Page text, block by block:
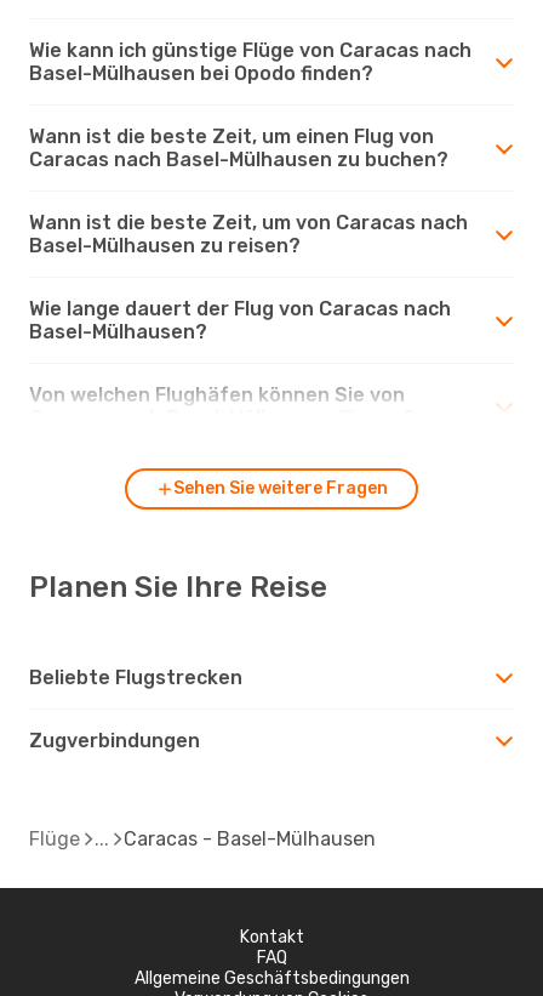
Wie kann ich günstige Flüge von Caracas nach
Basel-Mülhausen bei Opodo finden?
Wann ist die beste Zeit, um einen Flug von
Caracas nach Basel-Mülhausen zu buchen?
Wann ist die beste Zeit, um von Caracas nach
Basel-Mülhausen zu reisen?
Wie lange dauert der Flug von Caracas nach
Basel-Mülhausen?
Von welchen Flughäfen können Sie von
Sehen Sie weitere Fragen
Planen Sie Ihre Reise
Beliebte Flugstrecken
Zugverbindungen
Flüge Caracas - Basel-Mülhausen
Kontakt
FAQ
Allgemeine Geschäftsbedingungen